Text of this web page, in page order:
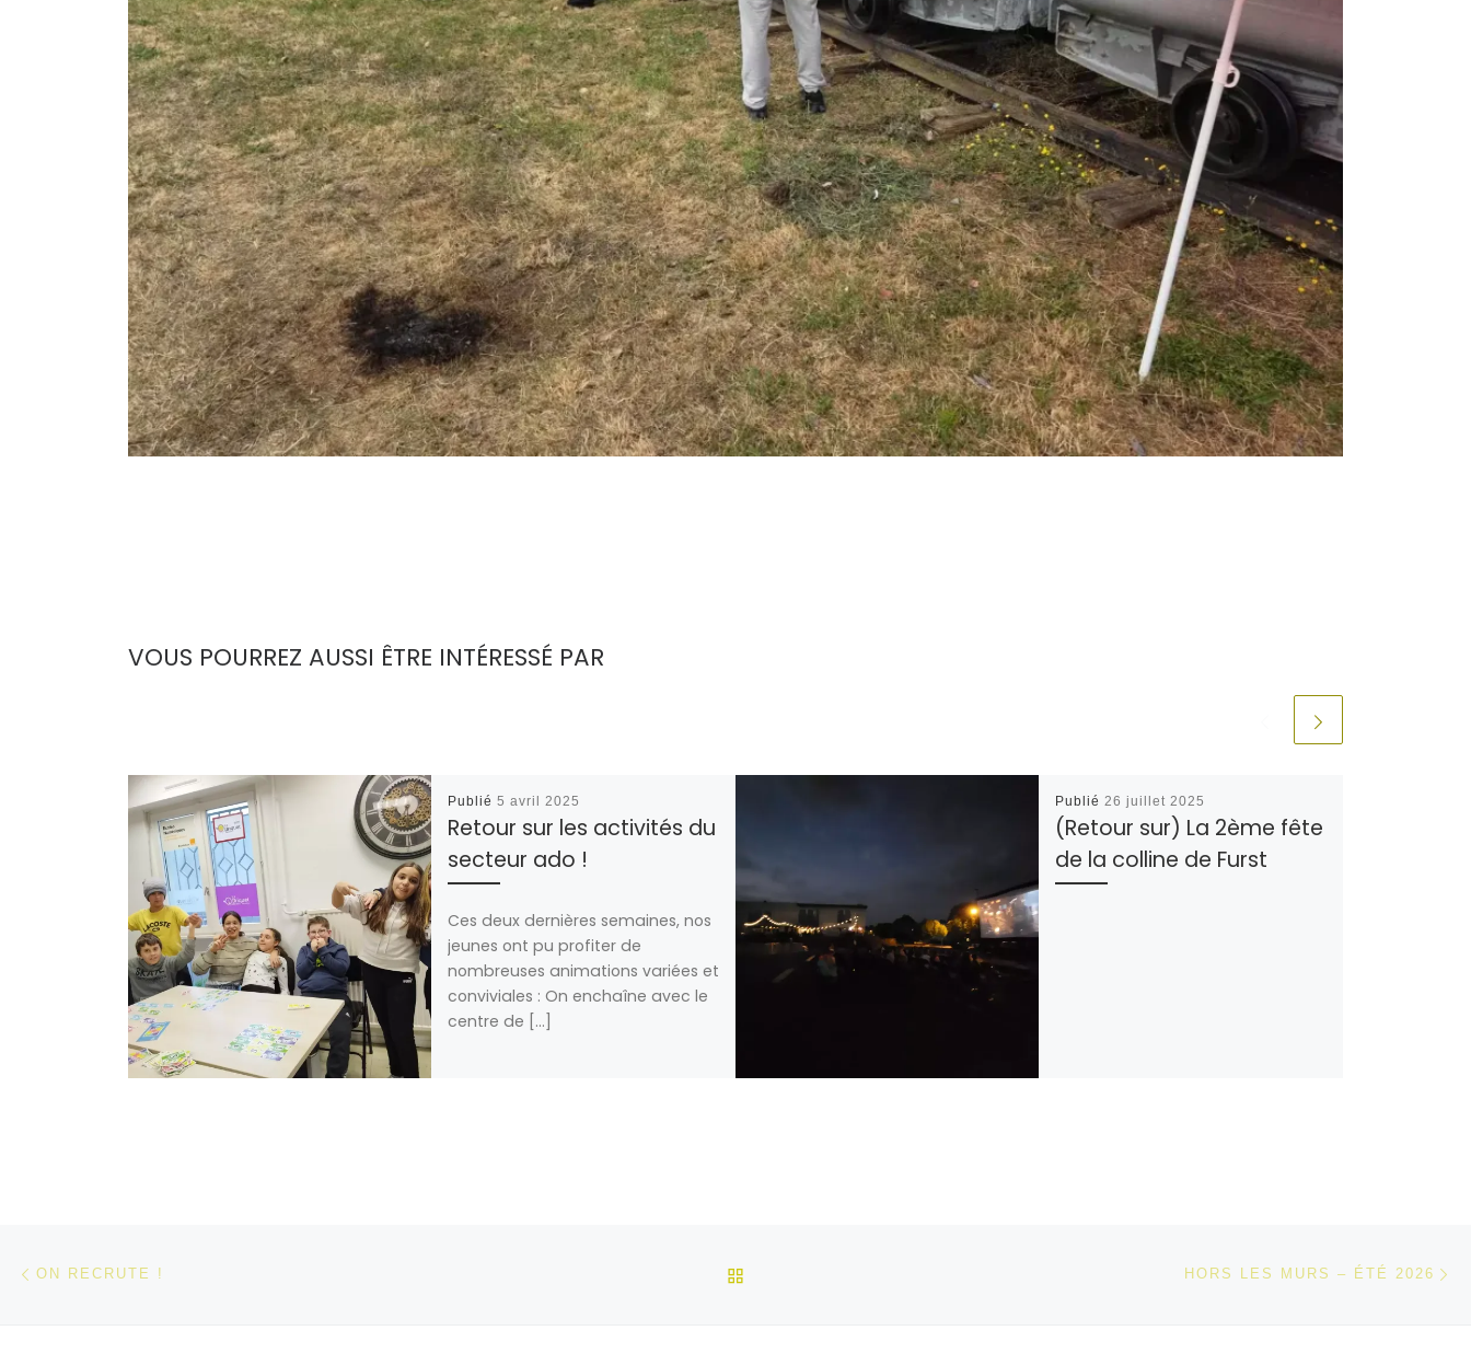
VOUS POURREZ AUSSI ÊTRE INTÉRESSÉ PAR
Publié 5 avril 2025
Retour sur les activités du
secteur ado !
Ces deux dernières semaines, nos
jeunes ont pu profiter de
nombreuses animations variées et
conviviales : On enchaîne avec le
centre de […]
Publié 26 juillet 2025
(Retour sur) La 2ème fête
de la colline de Furst
Parcourir les articles
ON RECRUTE ! HORS LES MURS – ÉTÉ 2026